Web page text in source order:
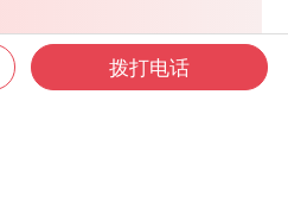
拨打电话